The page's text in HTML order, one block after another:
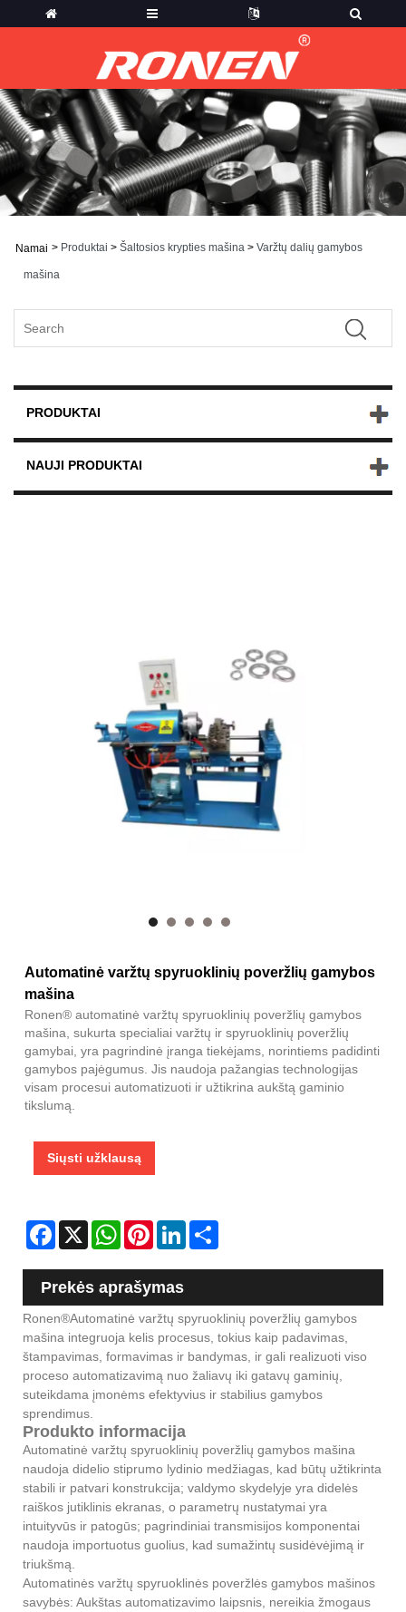
Namai > Produktai > Šaltosios krypties mašina > Varžtų dalių gamybos
mašina
PRODUKTAI
NAUJI PRODUKTAI
Automatinė varžtų spyruoklinių poveržlių gamybos
mašina
Ronen® automatinė varžtų spyruoklinių poveržlių gamybos
mašina, sukurta specialiai varžtų ir spyruoklinių poveržlių
gamybai, yra pagrindinė įranga tiekėjams, norintiems padidinti
gamybos pajėgumus. Jis naudoja pažangias technologijas
visam procesui automatizuoti ir užtikrina aukštą gaminio
tikslumą.
Siųsti užklausą
Facebook
X WhatsAppPinterestLinkedIn
Prekės aprašymas
Ronen®Automatinė varžtų spyruoklinių poveržlių gamybos
mašina integruoja kelis procesus, tokius kaip padavimas,
štampavimas, formavimas ir bandymas, ir gali realizuoti viso
proceso automatizavimą nuo žaliavų iki gatavų gaminių,
suteikdama įmonėms efektyvius ir stabilius gamybos
sprendimus.
Produkto informacija
Automatinė varžtų spyruoklinių poveržlių gamybos mašina
naudoja didelio stiprumo lydinio medžiagas, kad būtų užtikrinta
stabili ir patvari konstrukcija; valdymo skydelyje yra didelės
raiškos jutiklinis ekranas, o parametrų nustatymai yra
intuityvūs ir patogūs; pagrindiniai transmisijos komponentai
naudoja importuotus guolius, kad sumažintų susidėvėjimą ir
triukšmą.
Automatinės varžtų spyruoklinės poveržlės gamybos mašinos
savybės: Aukštas automatizavimo laipsnis, nereikia žmogaus